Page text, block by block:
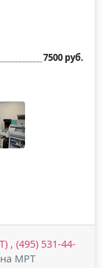
7500 руб.
, (495) 531-44-
МРТ